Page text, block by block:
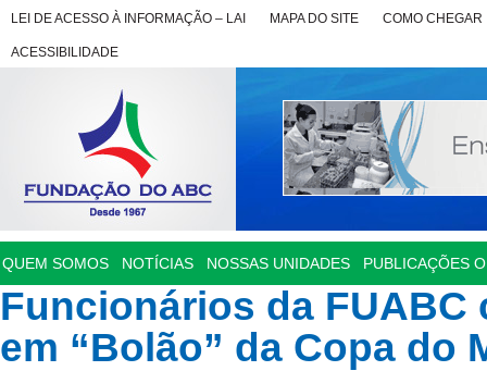
LEI DE ACESSO À INFORMAÇÃO – LAI MAPA DO SITE COMO CHEGAR
ACESSIBILIDADE
QUEM SOMOS NOTÍCIAS NOSSAS UNIDADES PUBLICAÇÕES
Funcionários da FUABC
em “Bolão” da Copa do